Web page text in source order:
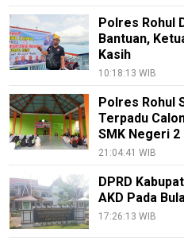
Polres Rohul
Bantuan,
Kasih
10:18:13 WIB
Polres Rohul
Terpadu
SMK Negeri 2
21:04:41 WIB
DPRD
AKD Pada
17:26:13 WIB